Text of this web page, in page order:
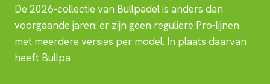
De 2026-collectie van Bullpadel is anders dan
voorgaande jaren: er zijn geen reguliere Pro-lijnen
met meerdere versies per model. In plaats daarvan
heeft Bullpa